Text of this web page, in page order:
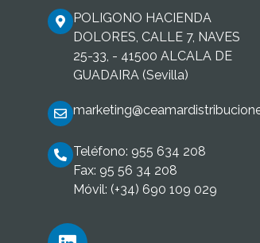
POLIGONO HACIENDA
DOLORES, CALLE 7, NAVES
25-33, - 41500 ALCALA DE
GUADAIRA (Sevilla)
Teléfono: 955 634 208
Fax: 95 56 34 208
Móvil: (+34) 690 109 029